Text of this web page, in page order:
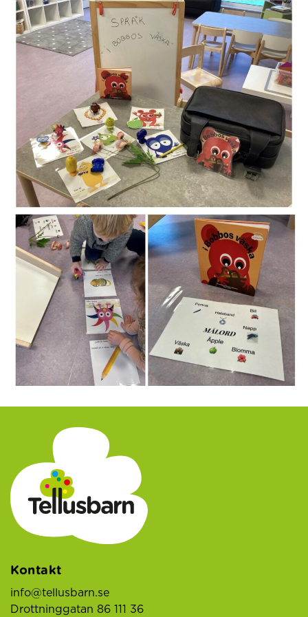
Kontakt
info@tellusbarn.se
Drottninggatan 86 111 36